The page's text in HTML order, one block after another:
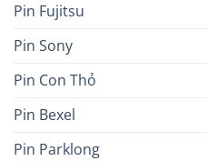
Pin Fujitsu
Pin Sony
Pin Con Thỏ
Pin Bexel
Pin Parklong